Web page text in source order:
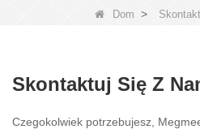
Dom >
Skontaktuj Się Z
Czegokolwiek potrzebujesz,